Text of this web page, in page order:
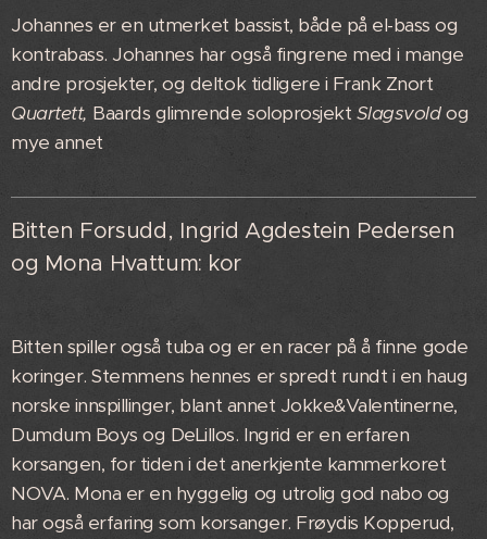
Johannes er en utmerket bassist, både på el-bass og
kontrabass. Johannes har også fingrene med i mange
andre prosjekter, og deltok tidligere i Frank Znort
Quartett, Baards glimrende soloprosjekt Slagsvoldog
mye annet
Bitten Forsudd, Ingrid Agdestein Pedersen
og Mona Hvattum: kor
Bitten spiller også tuba og er en racer på å finne gode
koringer. Stemmens hennes er spredt rundt i en haug
norske innspillinger, blant annet Jokke&Valentinerne,
Dumdum Boys og DeLillos. Ingrid er en erfaren
korsangen, for tiden i det anerkjente kammerkoret
NOVA. Mona er en hyggelig og utrolig god nabo og
har også erfaring som korsanger. Frøydis Kopperud,